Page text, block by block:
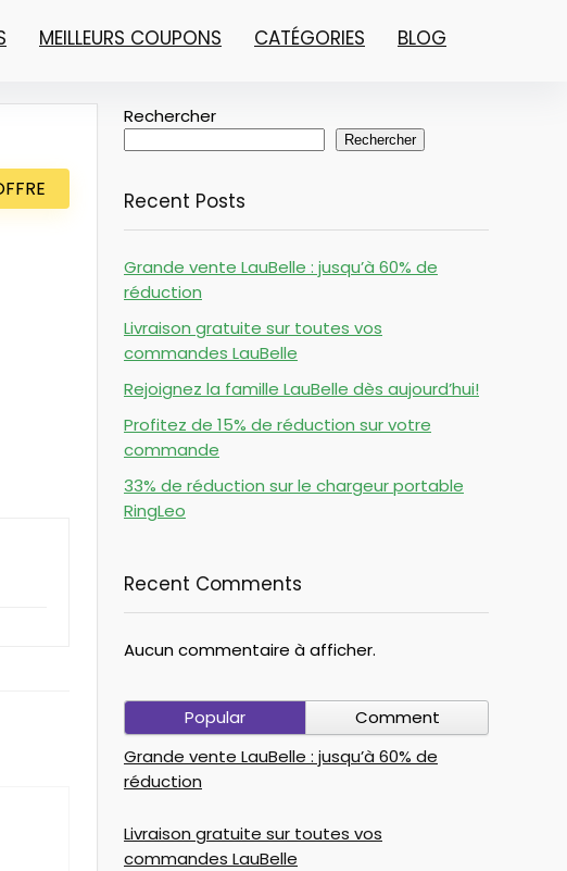
MEILLEURS COUPONS CATÉGORIES BLOG
Rechercher
Rechercher
Recent Posts
Grande vente LauBelle : jusqu’à 60% de
réduction
Livraison gratuite sur toutes vos
commandes LauBelle
Rejoignez la famille LauBelle dès aujourd’hui!
Profitez de 15% de réduction sur votre
commande
33% de réduction sur le chargeur portable
RingLeo
Recent Comments
Aucun commentaire à afficher.
Popular
Comment
Grande vente LauBelle : jusqu’à 60% de
réduction
Livraison gratuite sur toutes vos
commandes LauBelle